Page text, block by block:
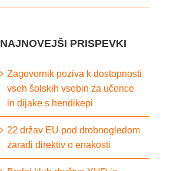
NAJNOVEJŠI PRISPEVKI
Zagovornik poziva k dostopnosti
vseh šolskih vsebin za učence
in dijake s hendikepi
22 držav EU pod drobnogledom
zaradi direktiv o enakosti